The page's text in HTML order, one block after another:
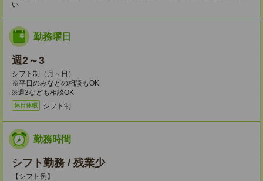
い
勤務曜日
週2～3
シフト制（月～日）
※平日のみなどの相談もOK
※週3なども相談OK
休日休暇 シフト制
勤務時間
シフト勤務 / 残業少
【シフト例】